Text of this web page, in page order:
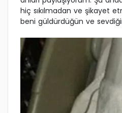
hiç sıkılmadan ve şikayet
beni güldürdüğün ve